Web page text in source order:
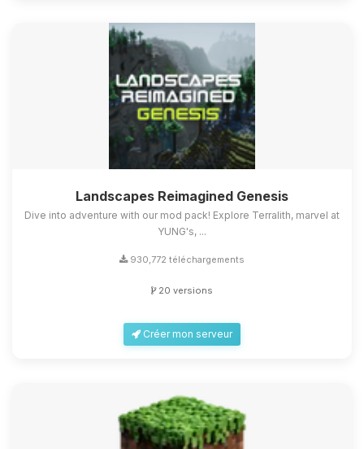
Landscapes Reimagined Genesis
Dive into adventure with our mod pack! Explore Terralith, marvel at
YUNG's, ...
930,772 téléchargements
20 versions
Créer mon serveur